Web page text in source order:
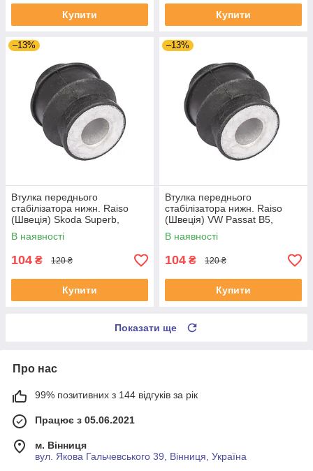
Купити Купити
–13%
Втулка переднього
стабілізатора нижн. Raiso
(Швеція) Skoda Superb,
Шкода СуперБ 01- #RL-
8D0317C UAODRMJ4
В наявності
104 ₴ 120 ₴
Купити
–13%
Втулка переднього
стабілізатора нижн. Raiso
(Швеція) VW Passat B5,
Фольксваген Пасат Б5 #RL-
8D0317C UALDHBJ4
В наявності
104 ₴ 120 ₴
Купити
Показати ще
Про нас
99% позитивних з 144 відгуків за рік
Працює з 05.06.2021
м. Вінниця
вул. Якова Гальчевського 39, Вінниця, Україна